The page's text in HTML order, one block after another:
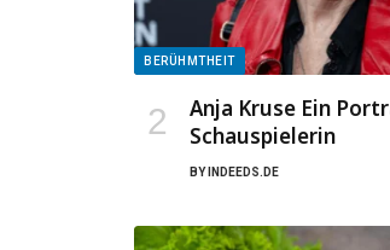
BERÜHMTHEIT
Anja Kruse Ein
Schauspielerin
BY INDEEDS.DE